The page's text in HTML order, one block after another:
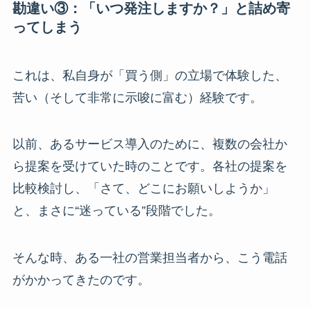
勘違い③：「いつ発注しますか？」と詰め寄
ってしまう
これは、私自身が「買う側」の立場で体験した、
苦い（そして非常に示唆に富む）経験です。
以前、あるサービス導入のために、複数の会社か
ら提案を受けていた時のことです。各社の提案を
比較検討し、「さて、どこにお願いしようか」
と、まさに“迷っている”段階でした。
そんな時、ある一社の営業担当者から、こう電話
がかかってきたのです。